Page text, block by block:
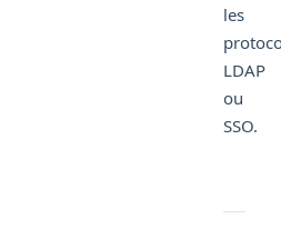
les
LDAP
ou
SSO.